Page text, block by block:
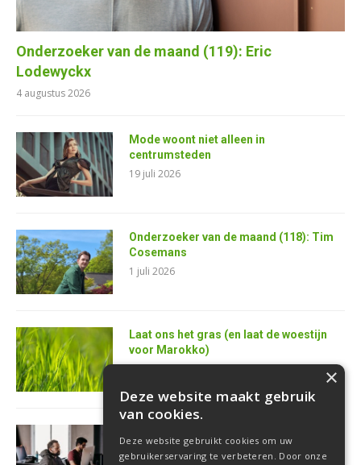
Onderzoeker van de maand (119): Eric
Lodewyckx
4 augustus 2026
Mode woont niet alleen in
centrumsteden
19 juli 2026
Onderzoeker van de maand (118): Tim
Cosemans
1 juli 2026
Laat ons het gras (en laat de woestijn
voor Marokko)
25 juni 2026
softwareontwikkelaar
×
Deze website maakt gebruik
van cookies.
Deze website gebruikt cookies om uw
gebruikerservaring te verbeteren. Door onze